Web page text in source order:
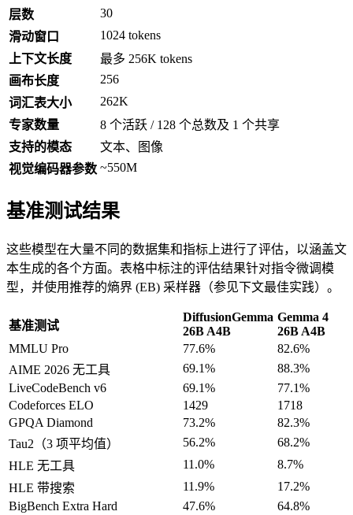
层数
30
滑动窗口
1024 tokens
上下文长度
最多 256K tokens
画布长度
256
词汇表大小
262K
专家数量
8 个活跃 / 128 个总数及 1 个共享
支持的模态
文本、图像
视觉编码器参数 ~550M
基准测试结果
这些模型在大量不同的数据集和指标上进行了评估，以涵盖文
本生成的各个方面。表格中标注的评估结果针对指令微调模
型，并使用推荐的熵界 (EB) 采样器（参见下文最佳实践）。
基准测试
DiffusionGemma
26B A4B
Gemma 4
26B A4B
MMLU Pro
77.6%
82.6%
AIME 2026 无工具
69.1%
88.3%
LiveCodeBench v6
69.1%
77.1%
Codeforces ELO
1429
1718
GPQA Diamond
73.2%
82.3%
Tau2（3 项平均值）
56.2%
68.2%
HLE 无工具
11.0%
8.7%
HLE 带搜索
11.9%
17.2%
BigBench Extra Hard
47.6%
64.8%